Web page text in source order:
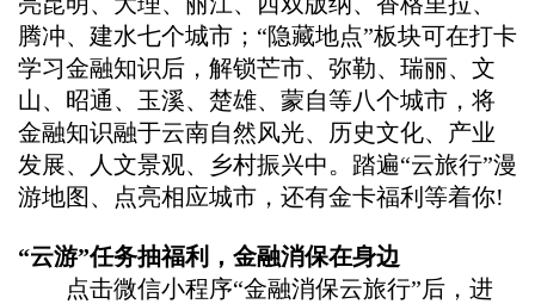
腾冲、建水七个城市；“隐藏地点”板块可在打卡
学习金融知识后，解锁芒市、弥勒、瑞丽、文
山、昭通、玉溪、楚雄、蒙自等八个城市，将
金融知识融于云南自然风光、历史文化、产业
发展、人文景观、乡村振兴中。踏遍“云旅行”漫
游地图、点亮相应城市，还有金卡福利等着你!
“云游”任务抽福利，金融消保在身边
点击微信小程序“金融消保云旅行”后，进